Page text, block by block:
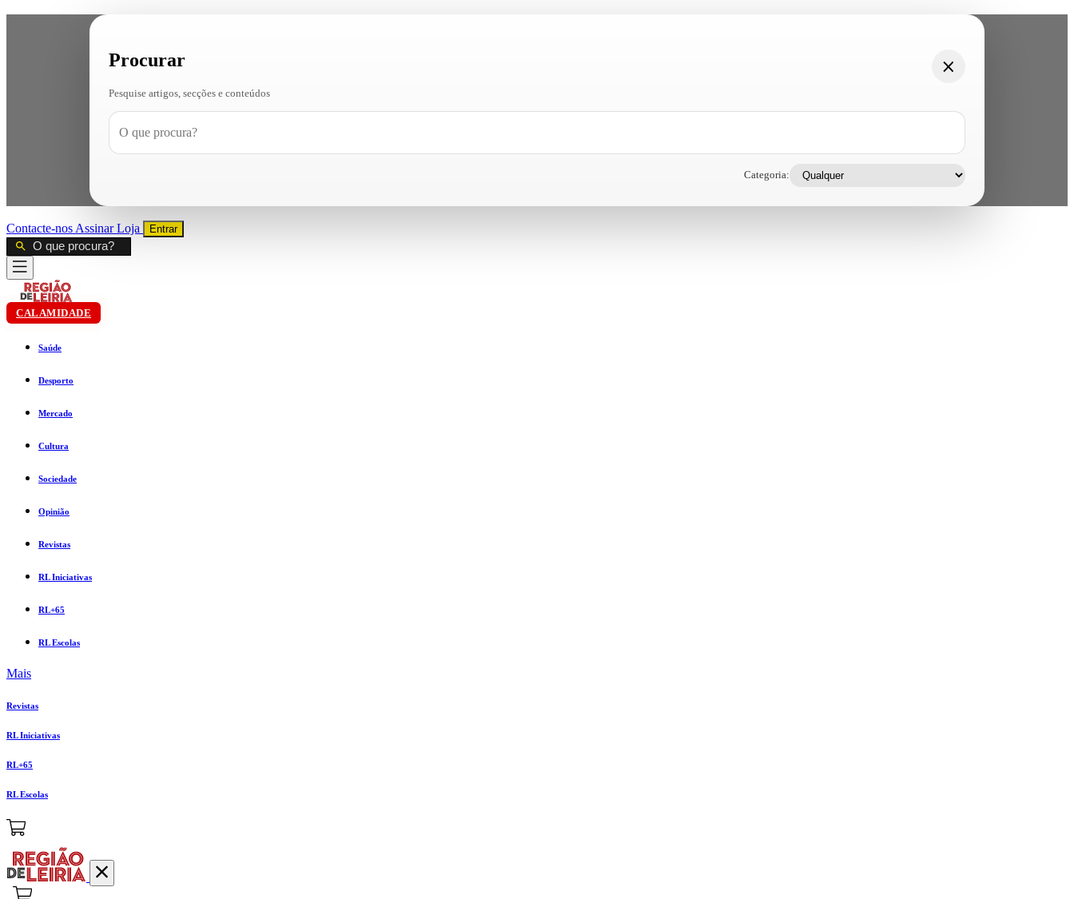
Procurar
Pesquise artigos, secções e conteúdos
Categoria:
Contacte-nos AssinarLoja Entrar
CALAMIDADE
Saúde
Desporto
Mercado
Cultura
Sociedade
Opinião
Revistas
RL Iniciativas
RL+65
RL Escolas
Mais
Revistas
RL Iniciativas
RL+65
RL Escolas